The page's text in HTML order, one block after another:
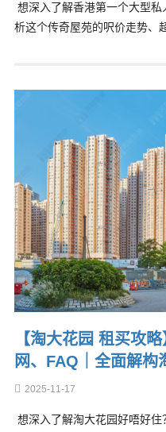
想深入了解香港第一个大型私
析这个传奇屋苑的呎价走势、
【淘大花园 租买攻
网、FAQ｜全面解构
2025-11-17
想深入了解淘大花园好唔好